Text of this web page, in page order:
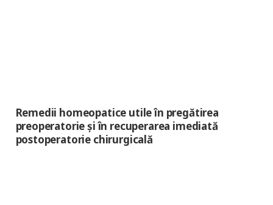
Remedii homeopatice utile în pregătirea
preoperatorie și în recuperarea imediată
postoperatorie chirurgicală